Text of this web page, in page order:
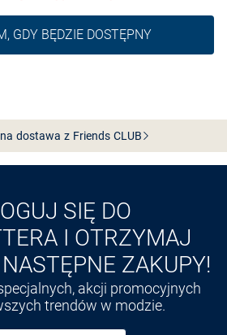
GDY BĘDZIE DOSTĘPNY
czasu zwrotu towaru: 60 dni
SIĘ DO
I OTRZYMAJ
ZAKUPY!
akcji promocyjnych
trendów w modzie.